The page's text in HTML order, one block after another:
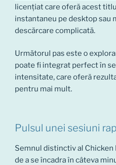
licențiat care oferă acest
instantaneu pe desktop sau
descărcare complicată.
Următorul pas este o
poate fi integrat perfect în
intensitate, care oferă
pentru mai mult.
Pulsul unei sesiuni
Semnul distinctiv al Chicken
de a se încadra în câteva